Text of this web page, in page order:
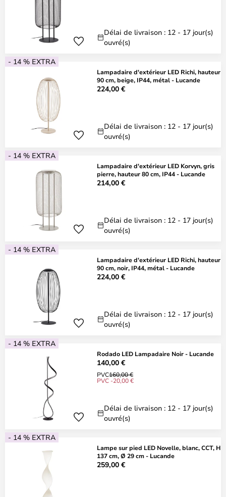
Délai de livraison : 12 - 17 jour(s)
ouvré(s)
- 14 % EXTRA
Lampadaire d'extérieur LED Richi, hauteur
90 cm, beige, IP44, métal - Lucande
224,00 €
Délai de livraison : 12 - 17 jour(s)
ouvré(s)
- 14 % EXTRA
Lampadaire d'extérieur LED Korvyn, gris
pierre, hauteur 80 cm, IP44 - Lucande
214,00 €
Délai de livraison : 12 - 17 jour(s)
ouvré(s)
- 14 % EXTRA
Lampadaire d'extérieur LED Richi, hauteur
90 cm, noir, IP44, métal - Lucande
224,00 €
Délai de livraison : 12 - 17 jour(s)
ouvré(s)
- 14 % EXTRA
Rodado LED Lampadaire Noir - Lucande
140,00 €
PVC160,00 €
PVC -20,00 €
Délai de livraison : 12 - 17 jour(s)
ouvré(s)
- 14 % EXTRA
Lampe sur pied LED Novelle, blanc, CCT, H
137 cm, Ø 29 cm - Lucande
259,00 €